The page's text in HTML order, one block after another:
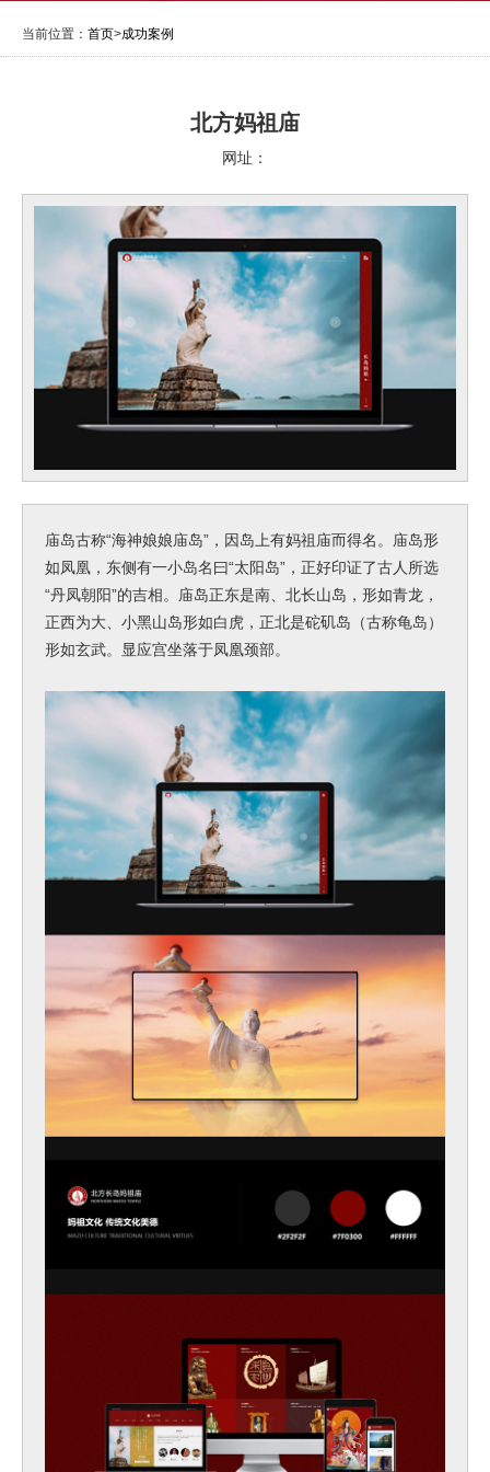
当前位置： 首页>成功案例
北方妈祖庙
网址：
庙岛古称“海神娘娘庙岛”，因岛上有妈祖庙而得名。庙岛形
如凤凰，东侧有一小岛名曰“太阳岛”，正好印证了古人所选
“丹凤朝阳”的吉相。庙岛正东是南、北长山岛，形如青龙，
正西为大、小黑山岛形如白虎，正北是砣矶岛（古称龟岛）
形如玄武。显应宫坐落于凤凰颈部。